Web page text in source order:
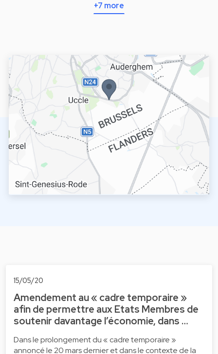
+7 more
15/05/20
Amendement au « cadre temporaire »
afin de permettre aux Etats Membres de
soutenir davantage l’économie, dans …
Dans le prolongement du « cadre temporaire »
annoncé le 20 mars dernier et dans le contexte de la